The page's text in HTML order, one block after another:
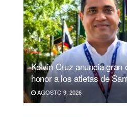
Kelvin Cruz anuncia gran
honor a los atletas de
AGOSTO 9, 2026